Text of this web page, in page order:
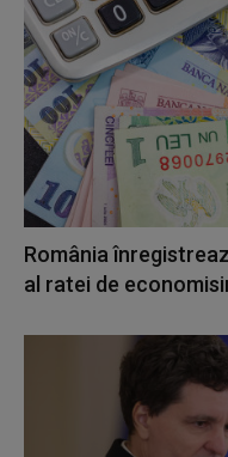
România
al ratei de